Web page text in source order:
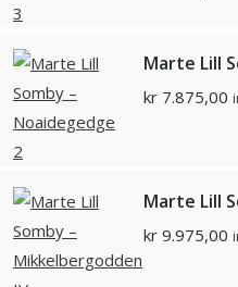
Marte Lill
kr 7.875,00
Marte Lill
kr 9.975,00